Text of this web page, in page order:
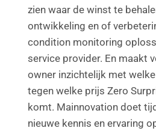
zien waar de winst te
ontwikkeling en of
condition monitoring
service provider. En maakt
owner inzichtelijk met
tegen welke prijs Zero
komt. Mainnovation doet
nieuwe kennis en ervaring